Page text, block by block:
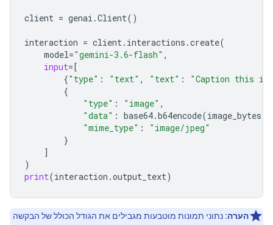
client = genai .Client()
interaction = client. interactions .create(
model="gemini-3.6-flash" ,
input=[
{"type" : "text" , "text" :
"Caption this
{
"type" : "image" ,
"data" : base64.b64encode(image_bytes
"mime_type" :
"image/jpeg"
}
]
)
print(interaction .output_text)
הערה: נתוני תמונות מוטבעות מגבילים את הגודל הכולל של הבקשה